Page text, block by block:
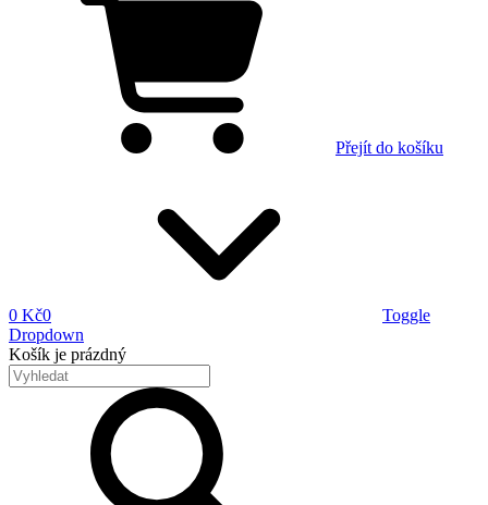
Přejít do košíku
0 Kč0
Toggle
Dropdown
Košík je prázdný